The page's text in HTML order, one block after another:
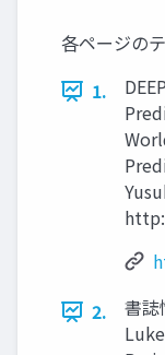
各ページの
1.
2.
書誌